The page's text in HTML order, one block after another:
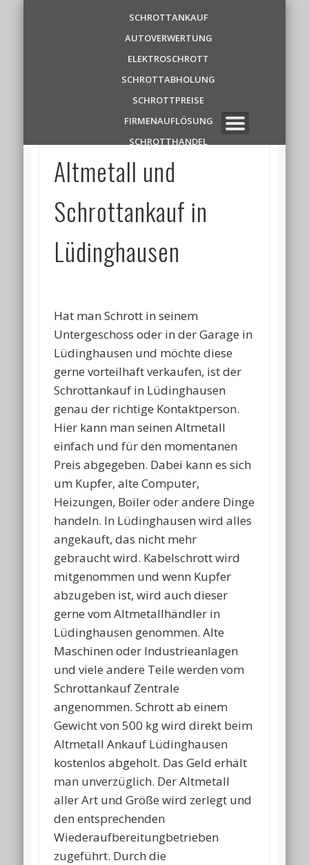
Schrottankauf
Zentrale
✆ 0 1 5 2 1 7 8 6 3 9 1 1
SCHROTTANKAUF
AUTOVERWERTUNG
ELEKTROSCHROTT
SCHROTTABHOLUNG
SCHROTTPREISE
FIRMENAUFLÖSUNG
SCHROTTHANDEL
Altmetall und
Schrottankauf in
Lüdinghausen
Hat man Schrott in seinem
Untergeschoss oder in der Garage in
Lüdinghausen und möchte diese
gerne vorteilhaft verkaufen, ist der
Schrottankauf in Lüdinghausen
genau der richtige Kontaktperson.
Hier kann man seinen Altmetall
einfach und für den momentanen
Preis abgegeben. Dabei kann es sich
um Kupfer, alte Computer,
Heizungen, Boiler oder andere Dinge
handeln. In Lüdinghausen wird alles
angekauft, das nicht mehr
gebraucht wird. Kabelschrott wird
mitgenommen und wenn Kupfer
abzugeben ist, wird auch dieser
gerne vom Altmetallhändler in
Lüdinghausen genommen. Alte
Maschinen oder Industrieanlagen
und viele andere Teile werden vom
Schrottankauf Zentrale
angenommen. Schrott ab einem
Gewicht von 500 kg wird direkt beim
Altmetall Ankauf Lüdinghausen
kostenlos abgeholt. Das Geld erhält
man unverzüglich. Der Altmetall
aller Art und Größe wird zerlegt und
den entsprechenden
Wiederaufbereitungbetrieben
zugeführt. Durch die